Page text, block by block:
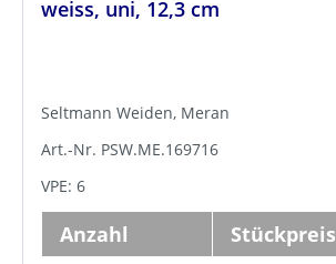
weiss, uni, 12,3 cm
Seltmann Weiden, Meran
Art.-Nr. PSW.ME.169716
VPE: 6
Anzahl Stückpreis